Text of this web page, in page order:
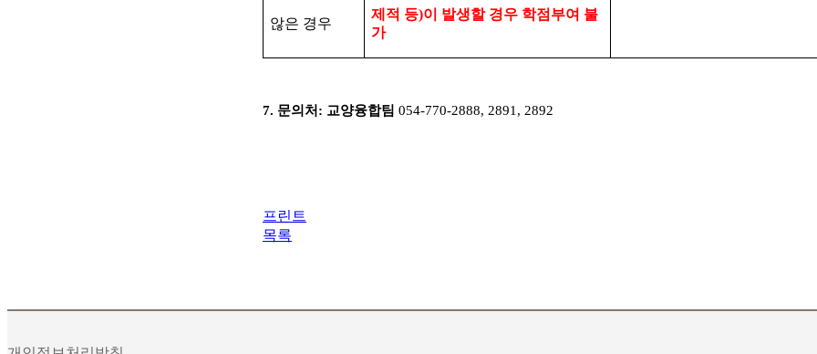
않은 경우
제적 등)이 발생할 경우 학점부여 불
가
7. 문의처 : 교양융합팀 054-770-2888, 2891, 2892
프린트
목록